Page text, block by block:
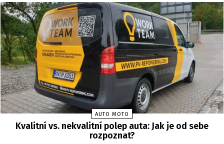
AUTO MOTO
Kvalitní vs. nekvalitní polep auta: Jak je od sebe
rozpoznat?